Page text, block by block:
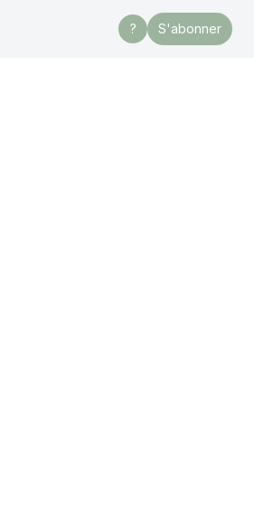
? S'abonner